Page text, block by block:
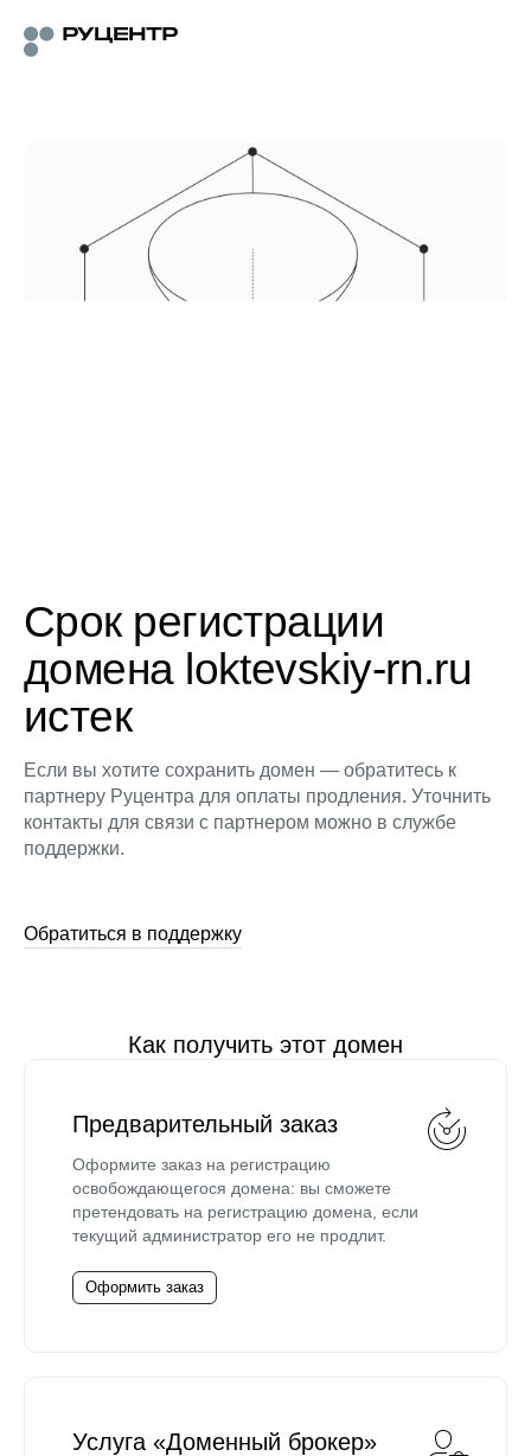
Срок регистрации
домена loktevskiy-rn.ru
истек
Если вы хотите сохранить домен — обратитесь к
партнеру Руцентра для оплаты продления. Уточнить
контакты для связи с партнером можно в службе
поддержки.
Обратиться в поддержку
Как получить этот домен
Предварительный заказ
Оформите заказ на регистрацию
освобождающегося домена: вы сможете
претендовать на регистрацию домена, если
текущий администратор его не продлит.
Оформить заказ
Услуга «Доменный брокер»